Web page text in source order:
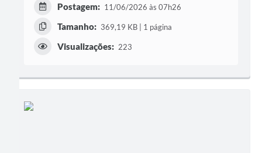
Postagem: 11/06/2026 às 07h26
Tamanho: 369,19 KB | 1 página
Visualizações: 223